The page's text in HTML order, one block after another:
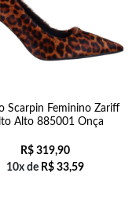
Scarpin Feminino Zariff
Alto 885001 Onça
R$319,90
10x de R$33,59